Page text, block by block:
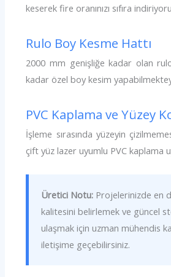
keserek fire oranınızı sıfıra
Rulo Boy Kesme Hattı
2000 mm genişliğe kadar olan
kadar özel boy kesim
PVC Kaplama ve Yüzey
İşleme sırasında yüzeyin
çift yüz lazer uyumlu PVC kaplama
Üretici Notu: Projelerinizde en
kalitesini belirlemek ve güncel
ulaşmak için uzman mühendis
iletişime geçebilirsiniz.